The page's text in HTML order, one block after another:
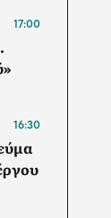
17:00
16:30